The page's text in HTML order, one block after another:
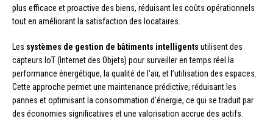
plus efficace et proactive des biens, réduisant les coûts opérationnels
tout en améliorant la satisfaction des locataires.
Les systèmes de gestion de bâtiments intelligents utilisent des
capteurs IoT (Internet des Objets) pour surveiller en temps réel la
performance énergétique, la qualité de l’air, et l’utilisation des espaces.
Cette approche permet une maintenance prédictive, réduisant les
pannes et optimisant la consommation d’énergie, ce qui se traduit par
des économies significatives et une valorisation accrue des actifs.